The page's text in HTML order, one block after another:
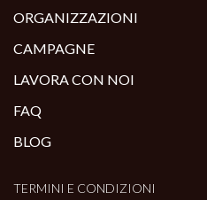
ORGANIZZAZIONI
CAMPAGNE
LAVORA CON NOI
FAQ
BLOG
TERMINI E CONDIZIONI